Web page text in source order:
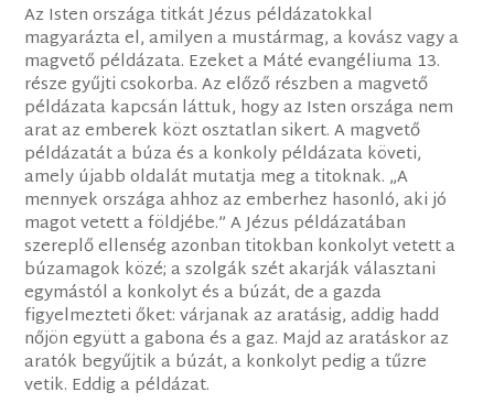
Az Isten országa titkát Jézus példázatokkal
magyarázta el, amilyen a mustármag, a kovász vagy a
magvető példázata. Ezeket a Máté evangéliuma 13.
része gyűjti csokorba. Az előző részben a magvető
példázata kapcsán láttuk, hogy az Isten országa nem
arat az emberek közt osztatlan sikert. A magvető
példázatát a búza és a konkoly példázata követi,
amely újabb oldalát mutatja meg a titoknak. „A
mennyek országa ahhoz az emberhez hasonló, aki jó
magot vetett a földjébe.” A Jézus példázatában
szereplő ellenség azonban titokban konkolyt vetett a
búzamagok közé; a szolgák szét akarják választani
egymástól a konkolyt és a búzát, de a gazda
figyelmezteti őket: várjanak az aratásig, addig hadd
nőjön együtt a gabona és a gaz. Majd az aratáskor az
aratók begyűjtik a búzát, a konkolyt pedig a tűzre
vetik. Eddig a példázat.